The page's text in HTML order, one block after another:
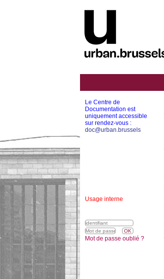
Le Centre de
Documentation est
uniquement accessible
sur rendez-vous :
doc@urban.brussels
Usage interne
Mot de passe oublié ?